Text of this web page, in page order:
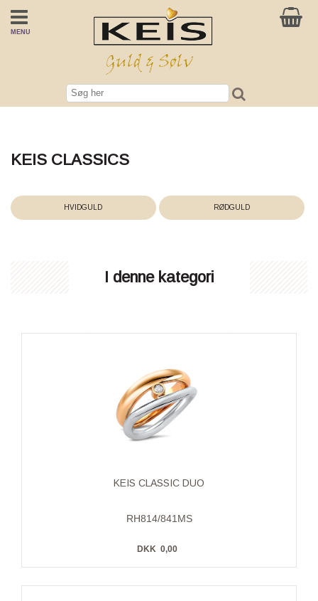
MENU
KEIS CLASSICS
HVIDGULD RØDGULD
I denne kategori
KEIS CLASSIC DUO
RH814/841MS
DKK 0,00